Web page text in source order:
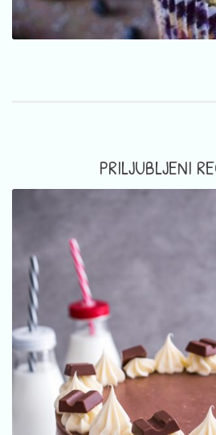
PRILJUBLJENI